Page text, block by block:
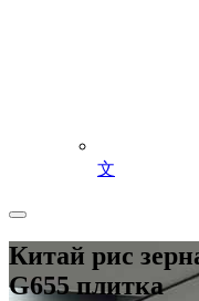
文
Китай рис
G655 плитка